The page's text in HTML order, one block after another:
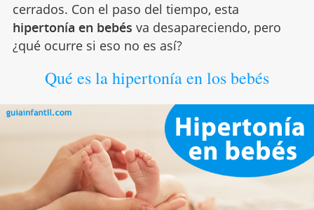
cerrados. Con el paso del tiempo, esta
hipertonía en bebés va desapareciendo, pero
¿qué ocurre si eso no es así?
Qué es la hipertonía en los bebés